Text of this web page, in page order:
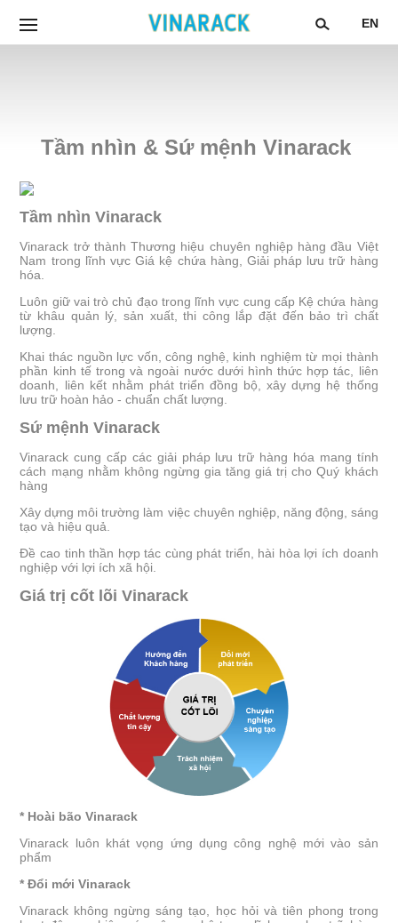
EN
Tầm nhìn & Sứ mệnh Vinarack
Tầm nhìn Vinarack
Vinarack trở thành Thương hiệu chuyên nghiệp hàng đầu Việt
Nam trong lĩnh vực Giá kệ chứa hàng, Giải pháp lưu trữ hàng
hóa.
Luôn giữ vai trò chủ đạo trong lĩnh vực cung cấp Kệ chứa hàng
từ khâu quản lý, sản xuất, thi công lắp đặt đến bảo trì chất
lượng.
Khai thác nguồn lực vốn, công nghệ, kinh nghiệm từ mọi thành
phần kinh tế trong và ngoài nước dưới hình thức hợp tác, liên
doanh, liên kết nhằm phát triển đồng bộ, xây dựng hệ thống
lưu trữ hoàn hảo - chuẩn chất lượng.
Sứ mệnh Vinarack
Vinarack cung cấp các giải pháp lưu trữ hàng hóa mang tính
cách mạng nhằm không ngừng gia tăng giá trị cho Quý khách
hàng
Xây dựng môi trường làm việc chuyên nghiệp, năng động, sáng
tạo và hiệu quả.
Đề cao tinh thần hợp tác cùng phát triển, hài hòa lợi ích doanh
nghiệp với lợi ích xã hội.
Giá trị cốt lõi Vinarack
* Hoài bão Vinarack
Vinarack luôn khát vọng ứng dụng công nghệ mới vào sản
phẩm
* Đổi mới Vinarack
Vinarack không ngừng sáng tạo, học hỏi và tiên phong trong